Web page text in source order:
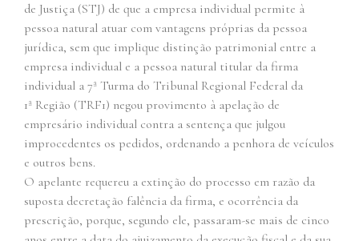
de Justiça (STJ) de que a empresa individual permite à
pessoa natural atuar com vantagens próprias da pessoa
jurídica, sem que implique distinção patrimonial entre a
empresa individual e a pessoa natural titular da firma
individual a 7ª Turma do Tribunal Regional Federal da
1ª Região (TRF1) negou provimento à apelação de
empresário individual contra a sentença que julgou
improcedentes os pedidos, ordenando a penhora de veículos
e outros bens.
O apelante requereu a extinção do processo em razão da
suposta decretação falência da firma, e ocorrência da
prescrição, porque, segundo ele, passaram-se mais de cinco